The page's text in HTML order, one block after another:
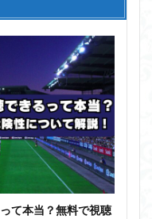
て本当？無料で視聴